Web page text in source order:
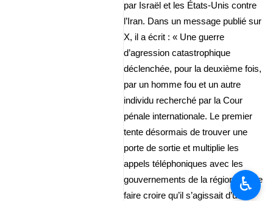
par Israël et les États-Unis contre
l’Iran. Dans un message publié sur
X, il a écrit : « Une guerre
d’agression catastrophique
déclenchée, pour la deuxième fois,
par un homme fou et un autre
individu recherché par la Cour
pénale internationale. Le premier
tente désormais de trouver une
porte de sortie et multiplie les
appels téléphoniques avec les
gouvernements de la région afin de
faire croire qu’il s’agissait d’une
♿︎